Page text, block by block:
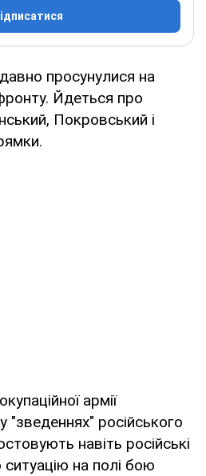
просунулися на
Йдеться про
Покровський і
армії
"зведеннях" російського
навіть російські
на полі бою